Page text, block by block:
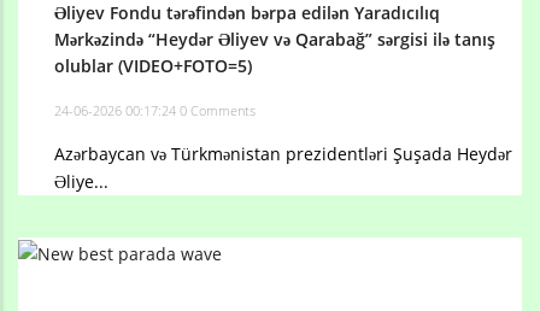
Əliyev Fondu tərəfindən bərpa edilən Yaradıcılıq
Mərkəzində “Heydər Əliyev və Qarabağ” sərgisi ilə tanış
olublar (VIDEO+FOTO=5)
24-06-2026 00:17:24 0 Comments
Azərbaycan və Türkmənistan prezidentləri Şuşada Heydər
Əliye...